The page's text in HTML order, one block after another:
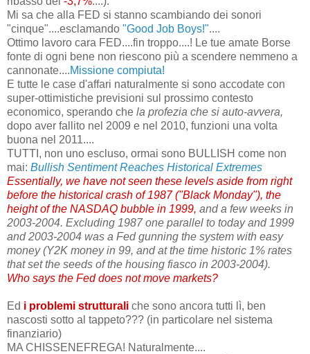
Mi sa che alla FED si stanno scambiando dei sonori
"cinque"....esclamando "Good Job Boys!"....
Ottimo lavoro cara FED....fin troppo....! Le tue amate Borse
fonte di ogni bene non riescono più a scendere nemmeno a
cannonate....Missione compiuta!
E tutte le case d'affari naturalmente si sono accodate con
super-ottimistiche previsioni sul prossimo contesto
economico, sperando che la profezia che si auto-avvera,
dopo aver fallito nel 2009 e nel 2010, funzioni una volta
buona nel 2011....
TUTTI, non uno escluso, ormai sono BULLISH come non
mai: Bullish Sentiment Reaches Historical Extremes
Essentially, we have not seen these levels aside from right
before the historical crash of 1987 ("Black Monday"), the
height of the NASDAQ bubble in 1999, and a few weeks in
2003-2004. Excluding 1987 one parallel to today and 1999
and 2003-2004 was a Fed gunning the system with easy
money (Y2K money in 99, and at the time historic 1% rates
that set the seeds of the housing fiasco in 2003-2004).
Who says the Fed does not move markets?
Ed i problemi strutturali che sono ancora tutti lì, ben
nascosti sotto al tappeto??? (in particolare nel sistema
finanziario)
MA CHISSENEFREGA! Naturalmente....